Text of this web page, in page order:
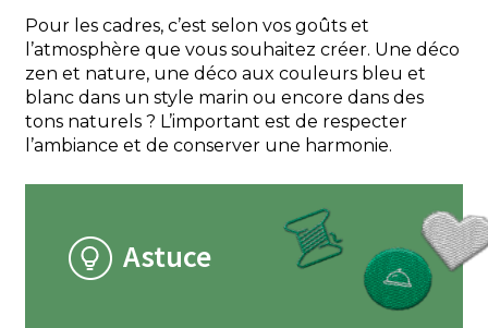
Pour les cadres, c’est selon vos goûts et
l’atmosphère que vous souhaitez créer. Une déco
zen et nature, une déco aux couleurs bleu et
blanc dans un style marin ou encore dans des
tons naturels ? L’important est de respecter
l’ambiance et de conserver une harmonie.
Astuce